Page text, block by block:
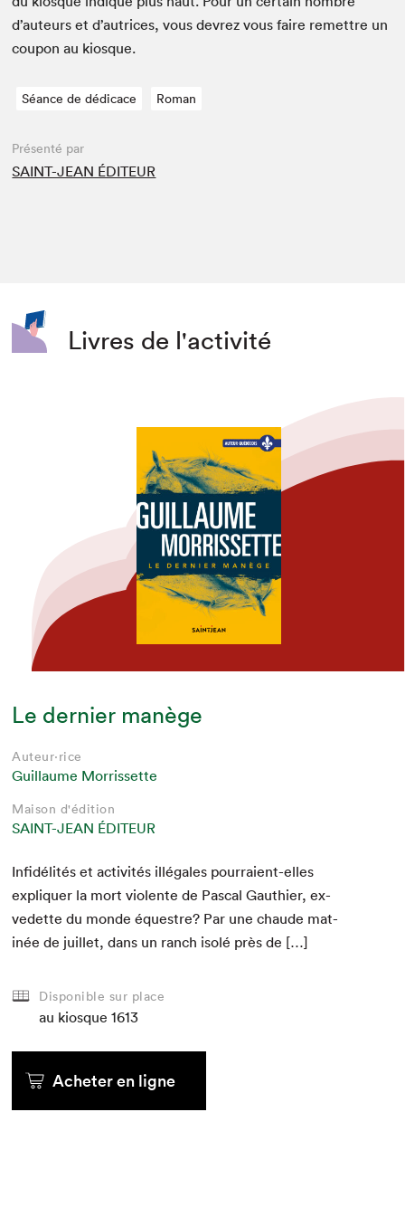
d’auteurs et d’autrices, vous devrez vous faire remet­tre un
coupon au kiosque.
Séance de dédicace Roman
Présenté par
SAINT-JEAN ÉDITEUR
Livres de l'activité
Le dernier manège
Auteur·rice
Guillaume Morrissette
Maison d'édition
SAINT-JEAN ÉDITEUR
Infidél­ités et activ­ités illé­gales pour­raient-elles
expli­quer la mort vio­lente de Pas­cal Gau­thi­er, ex-
vedette du monde équestre? Par une chaude mat­
inée de juil­let, dans un ranch isolé près de […]
Disponible sur place
au kiosque 1613
Acheter en ligne